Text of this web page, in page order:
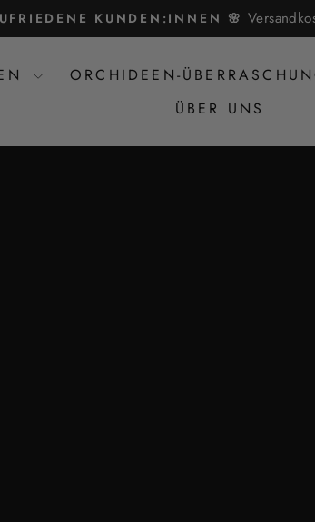
Pause
Diashow
KUNDEN:INNEN 🌸
ORCHIDEEN-
ÜBER UNS